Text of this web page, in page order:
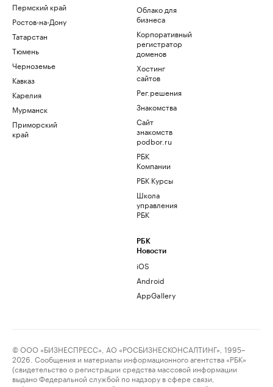
Пермский край
Ростов-на-Дону
Татарстан
Тюмень
Черноземье
Кавказ
Карелия
Мурманск
Приморский
край
Облако для
бизнеса
Корпоративный
регистратор
доменов
Хостинг
сайтов
Рег.решения
Знакомства
Сайт
знакомств
podbor.ru
РБК
Компании
РБК Курсы
Школа
управления
РБК
РБК
Новости
iOS
Android
AppGallery
© ООО «БИЗНЕСПРЕСС», АО «РОСБИЗНЕСКОНСАЛТИНГ», 1995–
2026. Сообщения и материалы информационного агентства «РБК»
(свидетельство о регистрации средства массовой информации
выдано Федеральной службой по надзору в сфере связи,